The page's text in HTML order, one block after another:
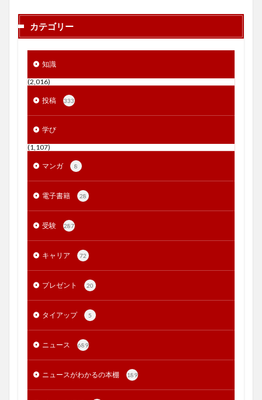
カテゴリー
知識
(2,016)
投稿 333
学び
(1,107)
マンガ 8
電子書籍 28
受験 287
キャリア 72
プレゼント 20
タイアップ 5
ニュース 689
ニュースがわかるの本棚 189